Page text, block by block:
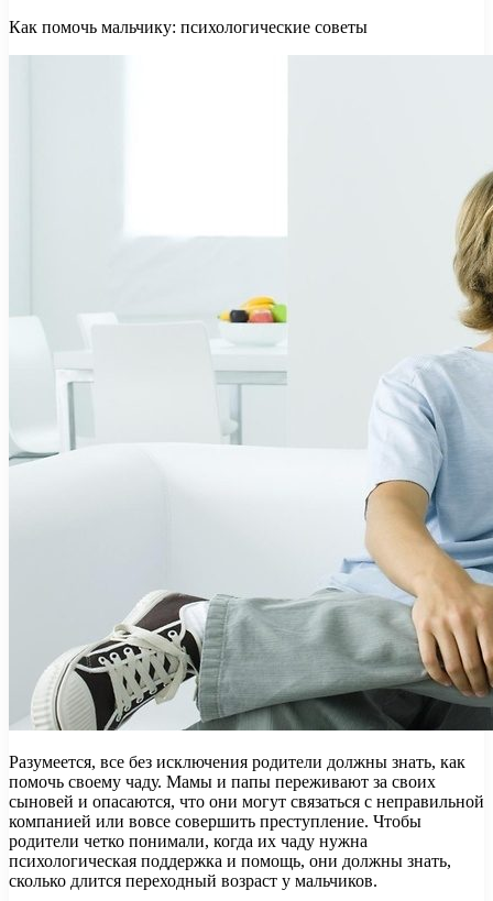
Как помочь мальчику: психологические советы
Разумеется, все без исключения родители должны знать, как
помочь своему чаду. Мамы и папы переживают за своих
сыновей и опасаются, что они могут связаться с неправильной
компанией или вовсе совершить преступление. Чтобы
родители четко понимали, когда их чаду нужна
психологическая поддержка и помощь, они должны знать,
сколько длится переходный возраст у мальчиков.